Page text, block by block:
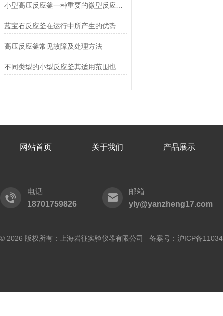
蓝宝石反应釜在运行中所产生的优势
高压反应釜常见故障及处理方法
不同类型的小型反应釜其适用范围也有稍许不同
网站首页 关于我们 产品展示
电话
18701759826
邮箱
yly@yanzheng17.com
© 2026 版权所有：上海岩征实验仪器有限公司 备案号： 沪ICP备